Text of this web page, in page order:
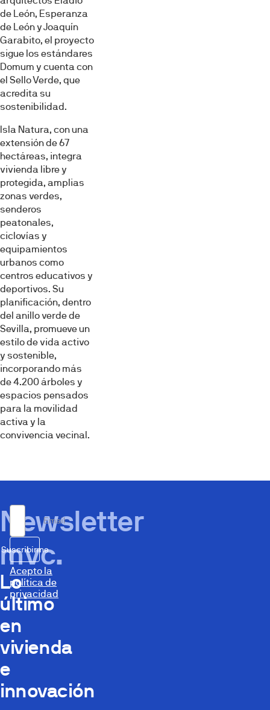
de León, Esperanza
de León y Joaquín
Garabito, el proyecto
sigue los estándares
Domum y cuenta con
el Sello Verde, que
acredita su
sostenibilidad.
Isla Natura, con una
extensión de 67
hectáreas, integra
vivienda libre y
protegida, amplias
zonas verdes,
senderos
peatonales,
ciclovías y
equipamientos
urbanos como
centros educativos y
deportivos. Su
planificación, dentro
del anillo verde de
Sevilla, promueve un
estilo de vida activo
y sostenible,
incorporando más
de 4.200 árboles y
espacios pensados
para la movilidad
activa y la
convivencia vecinal.
Newsletter
mvc.
Lo
último
en
vivienda
e
innovación
Email
Suscribirme
Acepto la
política de
privacidad